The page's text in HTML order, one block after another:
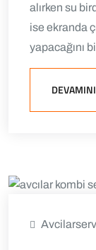
alırken su
ise ekranda
yapacağını